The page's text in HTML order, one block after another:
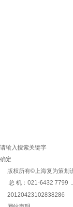
请输入搜索关键字
确定
版权所有©上海复为策划
总 机：021-6432
20120423102838286